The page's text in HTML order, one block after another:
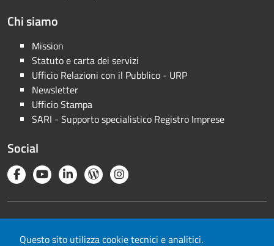
Questo sito utilizza cookie tecnici e analitici.
Chi siamo
Mission
Statuto e carta dei servizi
Ufficio Relazioni con il Pubblico - URP
Newsletter
Ufficio Stampa
SARI - Supporto specialistico Registro Imprese
Social
Note legali
Privacy